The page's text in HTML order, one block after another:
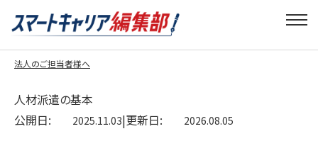
法人のご担当者様へ
人材派遣の基本
公開日:
2025.11.03|更新日: 2026.08.05